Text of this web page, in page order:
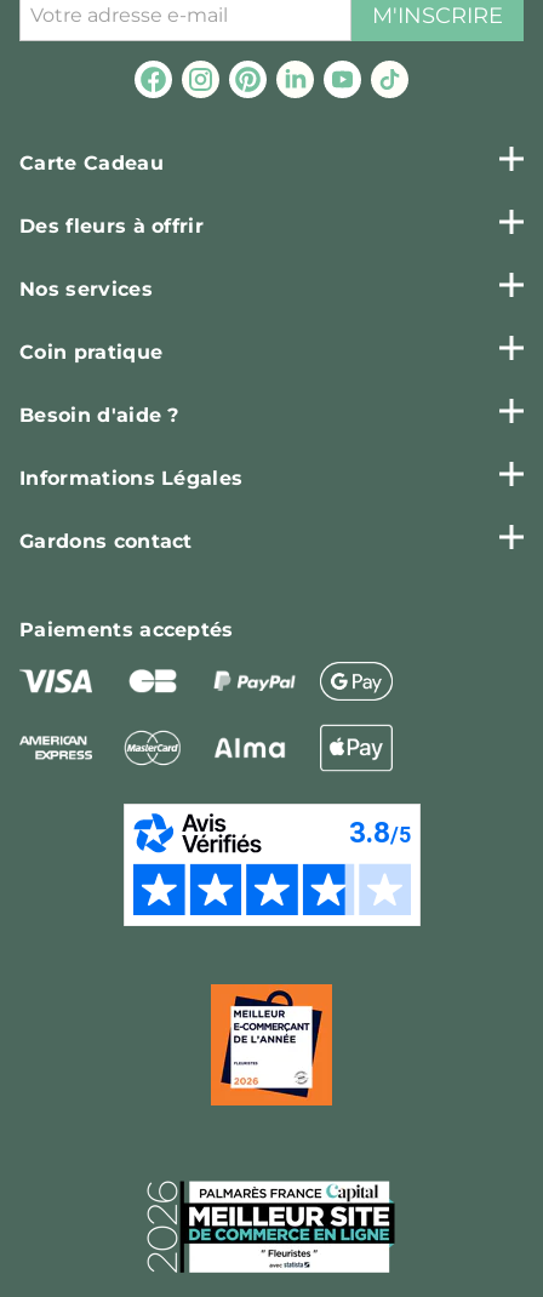
M'INSCRIRE
Carte Cadeau
Des fleurs à offrir
Nos services
Coin pratique
Besoin d'aide ?
Informations Légales
Gardons contact
Paiementsacceptés